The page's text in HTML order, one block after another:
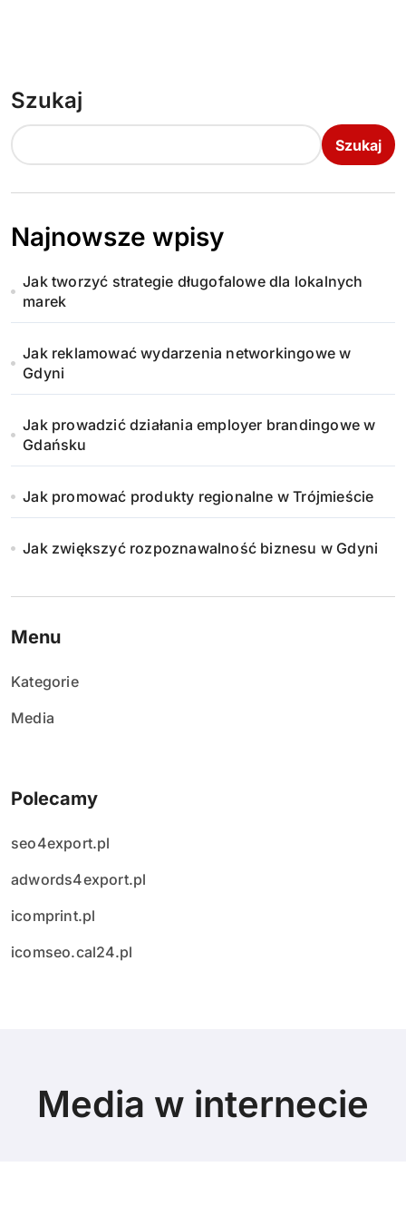
Szukaj
Szukaj
Najnowsze wpisy
Jak tworzyć strategie długofalowe dla lokalnych
marek
Jak reklamować wydarzenia networkingowe w
Gdyni
Jak prowadzić działania employer brandingowe w
Gdańsku
Jak promować produkty regionalne w Trójmieście
Jak zwiększyć rozpoznawalność biznesu w Gdyni
Menu
Kategorie
Media
Polecamy
seo4export.pl
adwords4export.pl
icomprint.pl
icomseo.cal24.pl
Media w internecie